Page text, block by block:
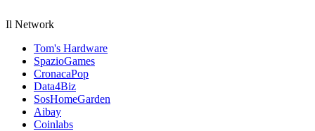
Il Network
Tom's Hardware
SpazioGames
CronacaPop
Data4Biz
SosHomeGarden
Aibay
Coinlabs